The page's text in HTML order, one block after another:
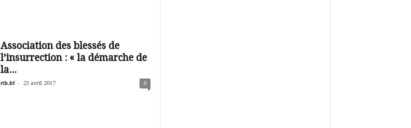
Association des blessés de
l’insurrection : « la démarche de
la...
rtb.bf - 23 avril 2017 0